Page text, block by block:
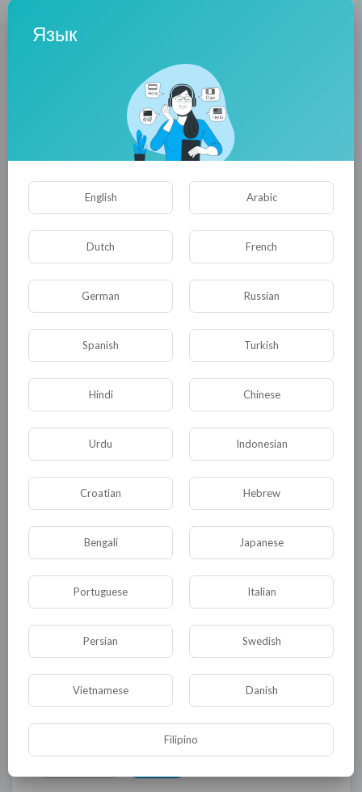
-—
/ август 2017 г. / (Алена Морозова)
0 • 0 Комментарии
Опубликовать
Комментариев нет
Общая Политика
Общество Происшествия События
Спорт Комедия Развлечение
Новости и политика Культура
Флора и фауна ЖКХ История
Медицина Юмор Наука и образование
Экономика
Язык
English Arabic
Dutch French
German Russian
Spanish Turkish
Hindi Chinese
Urdu Indonesian
Croatian Hebrew
Bengali Japanese
Portuguese Italian
Persian Swedish
Vietnamese Danish
Filipino